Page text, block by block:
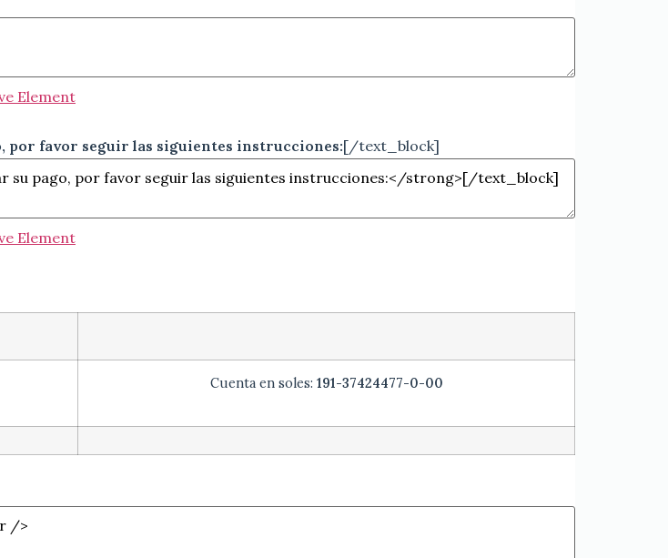
Element
por favor seguir las siguientes instrucciones:[/text_block]
Element
Cuenta en soles: 191-37424477-0-00